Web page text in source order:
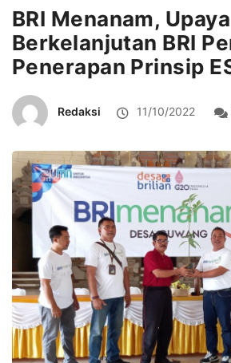
BRI Menanam, Upaya
Berkelanjutan BRI
Penerapan Prinsip
Redaksi 11/10/2022